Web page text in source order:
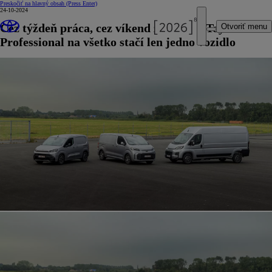
Preskočiť na hlavný obsah (Press Enter)
Otvoriť menu
24-10-2024
Cez týždeň práca, cez víkend zábava. S Toyota
Professional na všetko stačí len jedno vozidlo